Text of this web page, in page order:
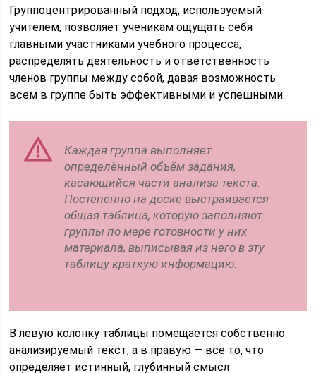
Группоцентрированный подход, используемый
учителем, позволяет ученикам ощущать себя
главными участниками учебного процесса,
распределять деятельность и ответственность
членов группы между собой, давая возможность
всем в группе быть эффективными и успешными.
Каждая группа выполняет
определённый объём задания,
касающийся части анализа текста.
Постепенно на доске выстраивается
общая таблица, которую заполняют
группы по мере готовности у них
материала, выписывая из него в эту
таблицу краткую информацию.
В левую колонку таблицы помещается собственно
анализируемый текст, а в правую — всё то, что
определяет истинный, глубинный смысл